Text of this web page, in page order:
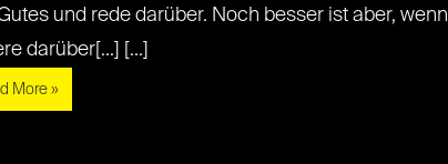
und rede darüber. Noch besser ist aber, wenn
darüber[...] [...]
More »